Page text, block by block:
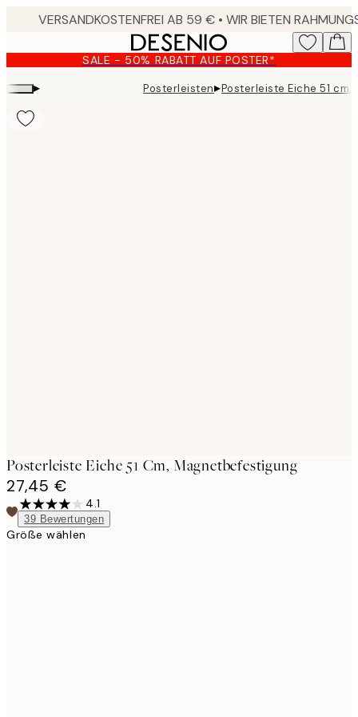
content.
SALE - 50% RABATT AUF POSTER*
▸ Posterleisten▸Posterleiste Eiche 51
Posterleiste Eiche 51 Cm, Magnetbefestigung
27,45 €
4.1
39 Bewertungen
Größe wählen